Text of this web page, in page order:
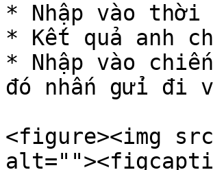
* Nhập vào thời
* Kết quả anh
* Nhập vào
đó nhấn gửi đi
<figure><img